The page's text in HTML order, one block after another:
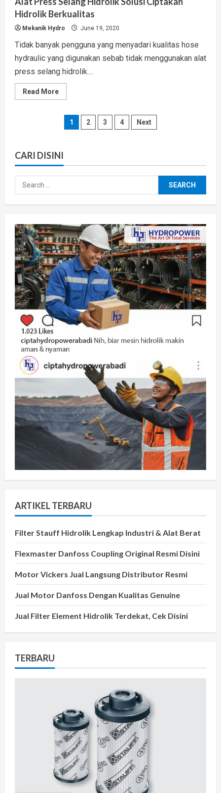
Hidrolik Berkualitas
Mekanik Hydro June 19, 2020
Tidak banyak pengguna yang menyadari kualitas hose
hydraulic yang digunakan sebab tidak menggunakan alat
press selang hidrolik....
Read MoreRead
more
Press
Selang
Hidrolik
Berkualitas
Posts
1 2 3 4 Next
CARI DISINI
Search
for:
ARTIKEL TERBARU
Filter Stauff Hidrolik Lengkap Industri & Alat Berat
Flexmaster Danfoss Coupling Original Resmi Disini
Motor Vickers Jual Langsung Distributor Resmi
Jual Motor Danfoss Dengan Kualitas Genuine
Jual Filter Element Hidrolik Terdekat, Cek Disini
TERBARU